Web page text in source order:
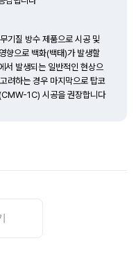
기질 방수 제품으로 시공 및
향으로 백화(백태)가 발생할
서 발생되는 일반적인 현상으
려하는 경우 마지막으로 탑코
1C) 시공을 권장합니다